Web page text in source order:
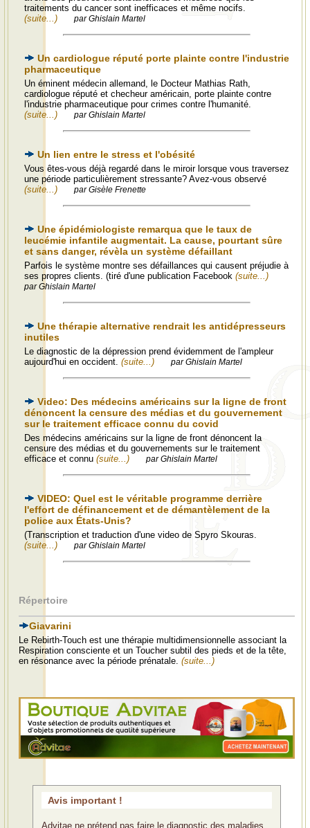
traitements du cancer sont inefficaces et même nocifs.
(suite...)
par Ghislain Martel
Un cardiologue réputé porte plainte contre l'industrie
pharmaceutique
Un éminent médecin allemand, le Docteur Mathias Rath,
cardiologue réputé et checheur américain, porte plainte contre
l'industrie pharmaceutique pour crimes contre l'humanité.
(suite...)
par Ghislain Martel
Un lien entre le stress et l'obésité
Vous êtes-vous déjà regardé dans le miroir lorsque vous traversez
une période particulièrement stressante? Avez-vous observé
(suite...)
par Gisèle Frenette
Une épidémiologiste remarqua que le taux de
leucémie infantile augmentait. La cause, pourtant sûre
et sans danger, révèla un système défaillant
Parfois le système montre ses défaillances qui causent préjudie à
ses propres clients. (tiré d'une publication Facebook (suite...)
par Ghislain Martel
Une thérapie alternative rendrait les antidépresseurs
inutiles
Le diagnostic de la dépression prend évidemment de l'ampleur
aujourd'hui en occident. (suite...) par Ghislain Martel
Video: Des médecins américains sur la ligne de front
dénoncent la censure des médias et du gouvernement
sur le traitement efficace connu du covid
Des médecins américains sur la ligne de front dénoncent la
censure des médias et du gouvernements sur le traitement
efficace et connu (suite...) par Ghislain Martel
VIDEO: Quel est le véritable programme derrière
l'effort de définancement et de démantèlement de la
police aux États-Unis?
(Transcription et traduction d'une video de Spyro Skouras.
(suite...)
par Ghislain Martel
Répertoire
Giavarini
Le Rebirth-Touch est une thérapie multidimensionnelle associant la
Respiration consciente et un Toucher subtil des pieds et de la tête,
en résonance avec la période prénatale. (suite...)
Avis important !
Advitae ne prétend pas faire le diagnostic des maladies